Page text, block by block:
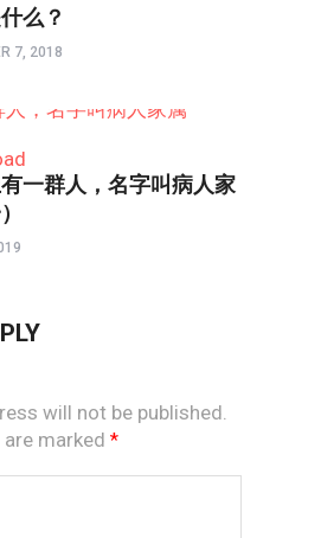
么？
7, 2018
一群人，名字叫病人家
will not be published.
marked *